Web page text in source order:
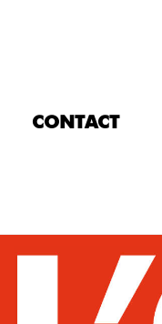
CONTACT